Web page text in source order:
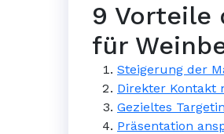
9 Vorteile
für
Steigerung der
Direkter Kontakt
Gezieltes
Präsentation